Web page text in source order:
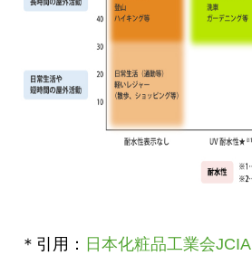
＊引用： 日本化粧品工業会JCIA